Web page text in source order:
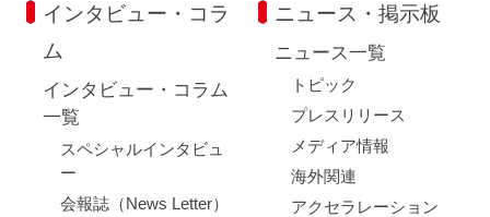
インタビュー・コラ
ム
インタビュー・コラム
一覧
スペシャルインタビュ
ー
会報誌（News Letter）
ニュース・掲示板
ニュース一覧
トピック
プレスリリース
メディア情報
海外関連
アクセラレーション